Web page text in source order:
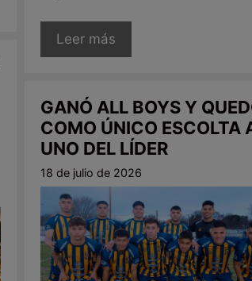
Leer más
GANÓ ALL BOYS Y
COMO ÚNICO ESCOLTA
UNO DEL LÍDER
18 de julio de 2026